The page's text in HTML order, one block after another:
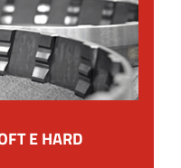
E HARD